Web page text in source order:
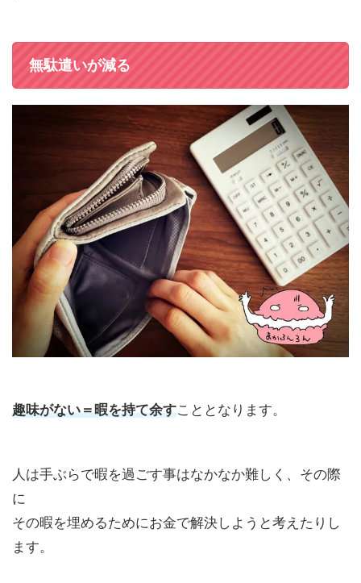
無駄遣いが減る
趣味がない＝暇を持て余すこととなります。
人は手ぶらで暇を過ごす事はなかなか難しく、その際
に
その暇を埋めるためにお金で解決しようと考えたりし
ます。